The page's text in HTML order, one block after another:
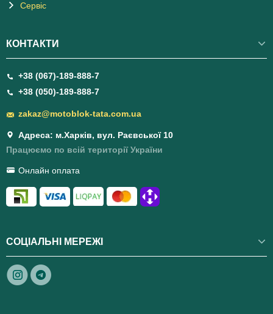
Сервіс
КОНТАКТИ
+38 (067)-189-888-7
+38 (050)-189-888-7
zakaz@motoblok-tata.com.ua
Адреса: м.Харків, вул. Раєвської 10
Працюємо по всій території України
Онлайн оплата
СОЦІАЛЬНІ МЕРЕЖІ